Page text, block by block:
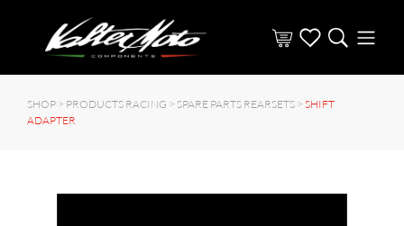
SHOP > PRODUCTS RACING > SPARE PARTS REARSETS > SHIFT
ADAPTER